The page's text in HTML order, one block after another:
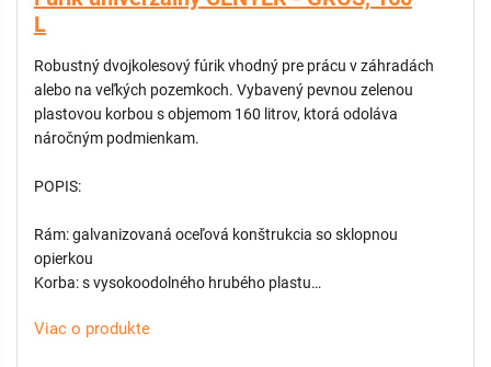
L
Robustný dvojkolesový fúrik vhodný pre prácu v záhradách
alebo na veľkých pozemkoch. Vybavený pevnou zelenou
plastovou korbou s objemom 160 litrov, ktorá odoláva
náročným podmienkam.
POPIS:
Rám: galvanizovaná oceľová konštrukcia so sklopnou
opierkou
Korba: s vysokoodolného hrubého plastu
diskovou nábojnicou
Viac o produkte